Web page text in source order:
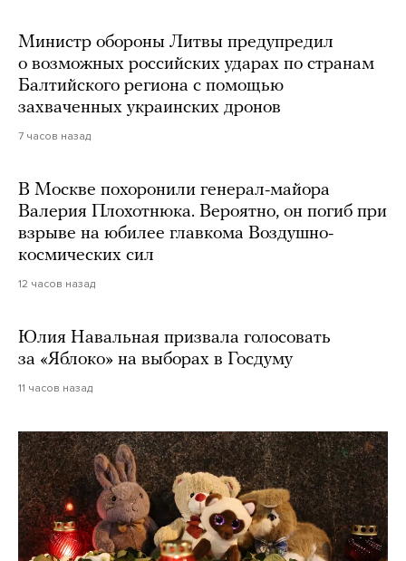
Министр обороны Литвы предупредил
о возможных российских ударах по странам
Балтийского региона с помощью
захваченных украинских дронов
7 часов назад
В Москве похоронили генерал-майора
Валерия Плохотнюка. Вероятно, он погиб при
взрыве на юбилее главкома Воздушно-
космических сил
12 часов назад
Юлия Навальная призвала голосовать
за «Яблоко» на выборах в Госдуму
11 часов назад